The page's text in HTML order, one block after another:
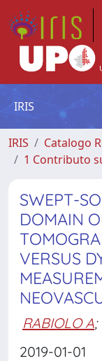
IRIS
IRIS
Catalogo
1 Contributo
SWEPT-
DOMAIN
VERSUS
RABIOLO A;
2019-01-01